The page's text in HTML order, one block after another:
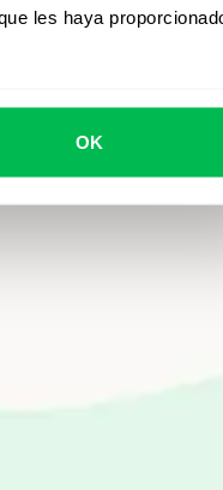
les haya
OK
avanzada de
ayuda a los
ahorrar hasta 80